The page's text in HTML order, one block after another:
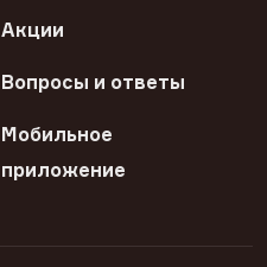
Акции
Вопросы и ответы
Мобильное
приложение